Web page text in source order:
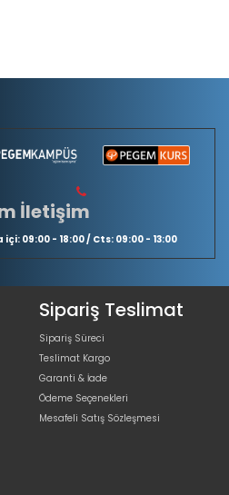
İletişim
09:00 - 18:00 / Cts: 09:00 - 13:00
Sipariş Teslimat
Sipariş Süreci
Teslimat Kargo
Garanti & İade
Ödeme Seçenekleri
Mesafeli Satış Sözleşmesi